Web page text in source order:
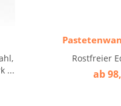
...
Rostfreier
ab